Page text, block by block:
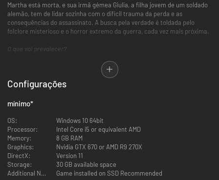
Martha está morta, e sua irmã gémea Giulia, a filha jovem de um soldado
alemão, tem de lidar sozinha com o difícil trauma da perda e as
consequências do assassinato. A busca pela verdade é toldada pelo
folclore misterioso e o horror extremo da guerra, cada vez mais próxima.
O que vai prevalecer?
]Unashamedly authentic voice acting in Italian
configuração padrão, para uma imersão total na história e nos
Do criador de The Town of Light.
O segundo jogo da LKA, criadora do premiado "The Town of Light" e
especialista em jogos narrativos baseados na realidade e focados
em assuntos complicados.
Narrativa profunda e pesada a vários níveis./b]
Martha Is Dead debruça-se sobre a perda, as relações e a vertente
psicológica de um período sombrio da história, pelos dos olhos de
Configurações
mínimo*
OS:
Windows 10 64bit
Processor:
Intel Core i5 or equivalent AMD
Memory:
8 GB RAM
Graphics:
Nvidia GTX 670 or AMD R9 270X
DirectX:
Version 11
Storage:
30 GB available space
Additional Notes:
Game installed on SSD Recommended